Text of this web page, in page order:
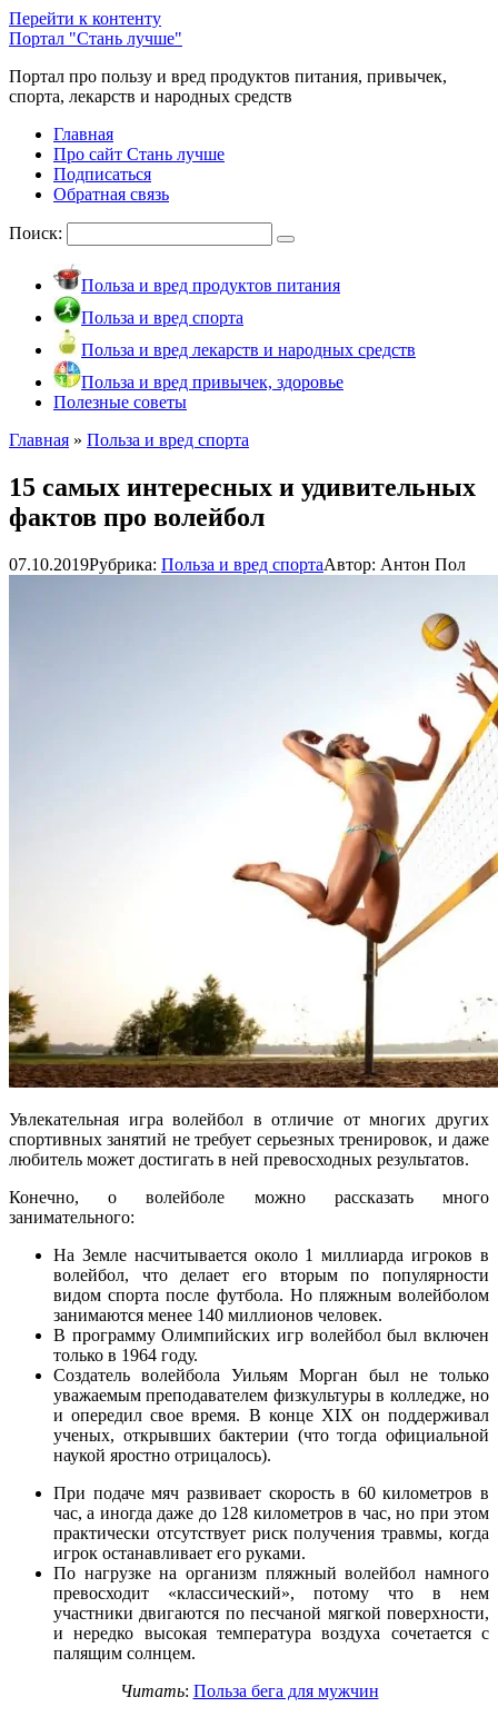
Перейти к контенту
Портал "Стань лучше"
Портал про пользу и вред продуктов питания, привычек,
спорта, лекарств и народных средств
Главная
Про сайт Стань лучше
Подписаться
Обратная связь
Поиск:
Польза и вред продуктов питания
Польза и вред спорта
Польза и вред лекарств и народных средств
Польза и вред привычек, здоровье
Полезные советы
Главная » Польза и вред спорта
15 самых интересных и удивительных
фактов про волейбол
07.10.2019Рубрика: Польза и вред спортаАвтор: Антон Пол
Увлекательная игра волейбол в отличие от многих других
спортивных занятий не требует серьезных тренировок, и даже
любитель может достигать в ней превосходных результатов.
Конечно, о волейболе можно рассказать много
занимательного:
На Земле насчитывается около 1 миллиарда игроков в
волейбол, что делает его вторым по популярности
видом спорта после футбола. Но пляжным волейболом
занимаются менее 140 миллионов человек.
В программу Олимпийских игр волейбол был включен
только в 1964 году.
Создатель волейбола Уильям Морган был не только
уважаемым преподавателем физкультуры в колледже, но
и опередил свое время. В конце XIX он поддерживал
ученых, открывших бактерии (что тогда официальной
наукой яростно отрицалось).
При подаче мяч развивает скорость в 60 километров в
час, а иногда даже до 128 километров в час, но при этом
практически отсутствует риск получения травмы, когда
игрок останавливает его руками.
По нагрузке на организм пляжный волейбол намного
превосходит «классический», потому что в нем
участники двигаются по песчаной мягкой поверхности,
и нередко высокая температура воздуха сочетается с
палящим солнцем.
Читать: Польза бега для мужчин